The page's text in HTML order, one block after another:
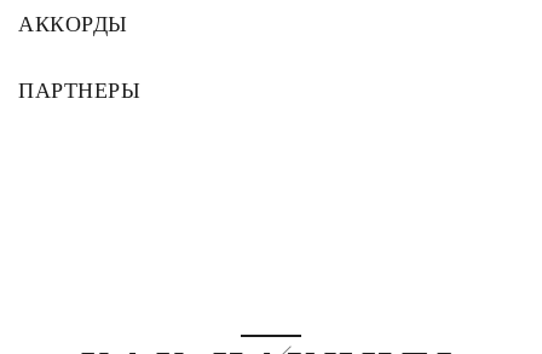
АККОРДЫ
ПАРТНЕРЫ